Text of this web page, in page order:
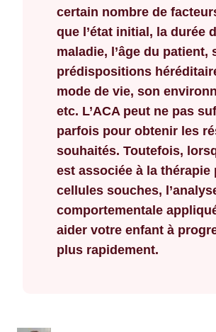
certain nombre de
que l’état initial, la durée
maladie, l’âge du patient,
prédispositions
mode de vie, son
etc. L’ACA peut ne pas
parfois pour obtenir les
souhaités. Toutefois,
est associée à la thérapie
cellules souches,
comportementale
aider votre enfant à
plus rapidement.